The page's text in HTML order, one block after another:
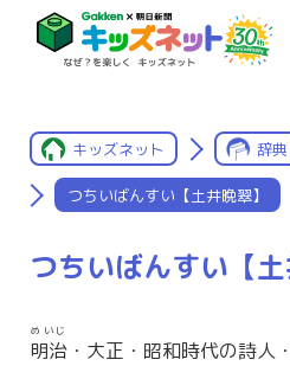
キッズネット 辞典
つちいばんすい【土井晩翠】
つちいばんすい【土
明治
めいじ
・大正・昭和時代の詩人・